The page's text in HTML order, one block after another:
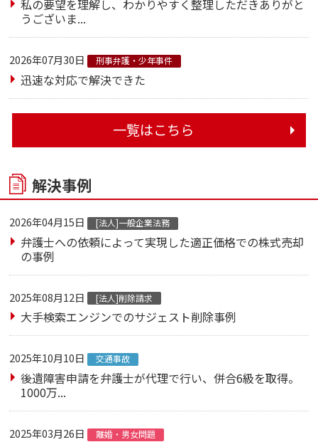
私の要望を理解し、わかりやすく整理しただきありがと
うございま...
2026年07月30日 刑事弁護・少年事件
迅速な対応で解決できた
一覧はこちら
解決事例
2026年04月15日 [法人]一般企業法務
弁護士への依頼によって実現した適正価格での株式売却
の事例
2025年08月12日 [法人]削除請求
大手検索エンジンでのサジェスト削除事例
2025年10月10日 交通事故
後遺障害申請を弁護士が代理で行い、併合6級を取得。
1000万...
2025年03月26日 離婚・男女問題